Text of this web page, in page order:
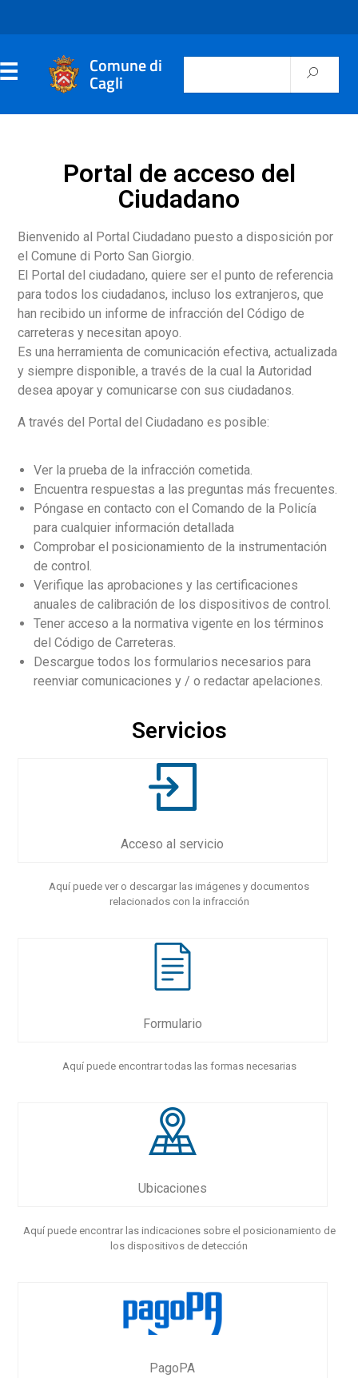
Comune di
Cagli
Español
Portal de acceso del
Ciudadano
Bienvenido al Portal Ciudadano puesto a disposición por
el Comune di Porto San Giorgio.
El Portal del ciudadano, quiere ser el punto de referencia
para todos los ciudadanos, incluso los extranjeros, que
han recibido un informe de infracción del Código de
carreteras y necesitan apoyo.
Es una herramienta de comunicación efectiva, actualizada
y siempre disponible, a través de la cual la Autoridad
desea apoyar y comunicarse con sus ciudadanos.
A través del Portal del Ciudadano es posible:
Ver la prueba de la infracción cometida.
Encuentra respuestas a las preguntas más frecuentes.
Póngase en contacto con el Comando de la Policía
para cualquier información detallada
Comprobar el posicionamiento de la instrumentación
de control.
Verifique las aprobaciones y las certificaciones
anuales de calibración de los dispositivos de control.
Tener acceso a la normativa vigente en los términos
del Código de Carreteras.
Descargue todos los formularios necesarios para
reenviar comunicaciones y / o redactar apelaciones.
Servicios
Acceso al servicio
Aquí puede ver o descargar las imágenes y documentos
relacionados con la infracción
Formulario
Aquí puede encontrar todas las formas necesarias
Ubicaciones
Aquí puede encontrar las indicaciones sobre el posicionamiento de
los dispositivos de detección
PagoPA